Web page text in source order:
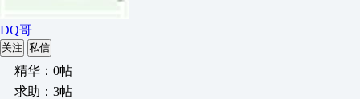
DQ哥
关注 私信
精华：0帖
求助：3帖